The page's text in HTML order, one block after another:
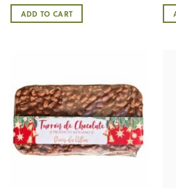
ADD TO CART